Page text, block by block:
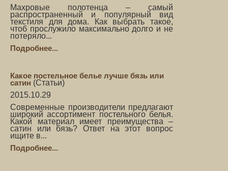
Махровые полотенца – самый
распространенный и популярный вид
текстиля для дома. Как выбрать такое,
чтоб прослужило максимально долго и не
потеряло...
Подробнее...
Какое постельное белье лучше бязь или
сатин (Статьи)
2015.10.29
Современные производители предлагают
широкий ассортимент постельного белья.
Какой материал имеет преимущества –
сатин или бязь? Ответ на этот вопрос
ищите в...
Подробнее...